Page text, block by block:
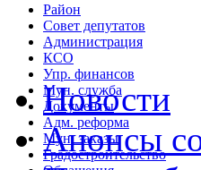
Район
Совет депутатов
Администрация
КСО
Упр. финансов
Мун. служба
Документы
Адм. реформа
Мун. заказы
Градостроительство
Новости
Анонсы